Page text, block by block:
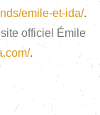
emile-et-ida/.
officiel Émile
.